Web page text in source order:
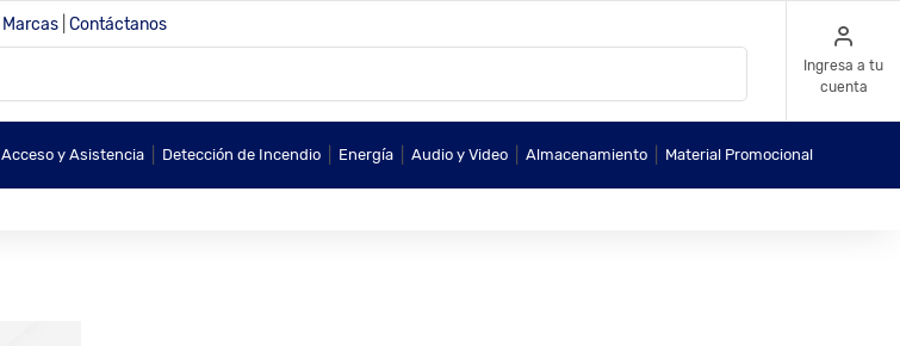
Marcas Contáctanos
Ingresa a tu
cuenta
Acceso y Asistencia Detección de Incendio Energía Audio y Video Almacenamiento Material Promocional